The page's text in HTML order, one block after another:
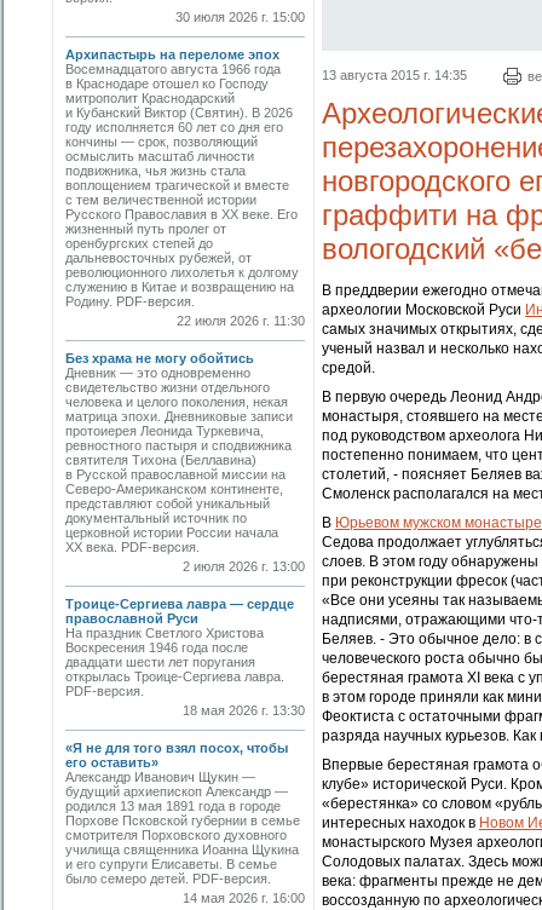
30 июля 2026 г. 15:00
Архипастырь на переломе эпох
Восемнадцатого августа 1966 года
в Краснодаре отошел ко Господу
митрополит Краснодарский
и Кубанский Виктор (Святин). В 2026
году исполняется 60 лет со дня его
кончины — срок, позволяющий
осмыслить масштаб личности
подвижника, чья жизнь стала
воплощением трагической и вместе
с тем величественной истории
Русского Православия в XX веке. Его
жизненный путь пролег от
оренбургских степей до
дальневосточных рубежей, от
революционного лихолетья к долгому
служению в Китае и возвращению на
Родину. PDF-версия.
22 июля 2026 г. 11:30
Без храма не могу обойтись
Дневник — это одновременно
свидетельство жизни отдельного
человека и целого поколения, некая
матрица эпохи. Дневниковые записи
протоиерея Леонида Туркевича,
ревностного пастыря и сподвижника
святителя Тихона (Беллавина)
в Русской православной миссии на
Северо-Американском континенте,
представляют собой уникальный
документальный источник по
церковной истории России начала
ХХ века. PDF-версия.
2 июля 2026 г. 13:00
Троице-Сергиева лавра — сердце
православной Руси
На праздник Светлого Христова
Воскресения 1946 года после
двадцати шести лет поругания
открылась Троице-Сергиева лавра.
PDF-версия.
18 мая 2026 г. 13:30
«Я не для того взял посох, чтобы
его оставить»
Александр Иванович Щукин —
будущий архиепископ Александр —
родился 13 мая 1891 года в городе
Порхове Псковской губернии в семье
смотрителя Порховского духовного
училища священника Иоанна Щукина
и его супруги Елисаветы. В семье
было семеро детей. PDF-версия.
14 мая 2026 г. 16:00
13 августа 2015 г. 14:35
новгородского
граффити на
вологодский
В преддверии ежегодно
археологии Московской Руси
самых значимых открытиях,
ученый назвал и несколько
средой.
В первую очередь Леонид
монастыря, стоявшего на
под руководством археолога
постепенно понимаем, что
столетий, - поясняет Беляев
Смоленск располагался на
В Юрьевом мужском монастыре
Седова продолжает
слоев. В этом году
при реконструкции фресок
«Все они усеяны так
надписями, отражающими что-
Беляев. - Это обычное дело: в
человеческого роста обычно
берестяная грамота XI века с
в этом городе приняли как
Феоктиста с остаточными
разряда научных курьезов.
Впервые берестяная грамота
клубе» исторической Руси.
«берестянка» со словом
интересных находок в Новом
монастырского Музея
Солодовых палатах. Здесь
века: фрагменты прежде не
воссозданную по